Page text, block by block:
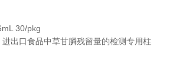
30/pkg
出口食品中草甘膦残留量的检测专用柱